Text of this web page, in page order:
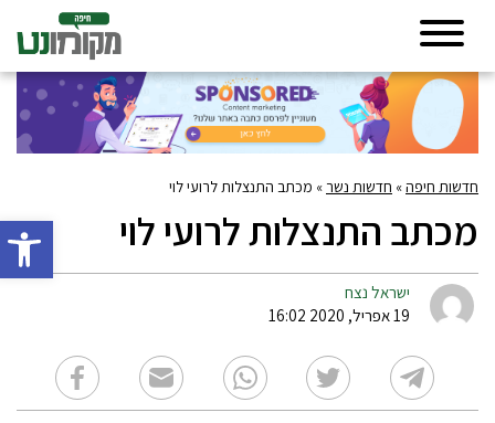
פתח
חדשות חיפה» חדשות נשר» מכתב התנצלות לרועי לוי
מכתב התנצלות לרועי לוי
ישראל נצח
19 אפריל, 2020 16:02